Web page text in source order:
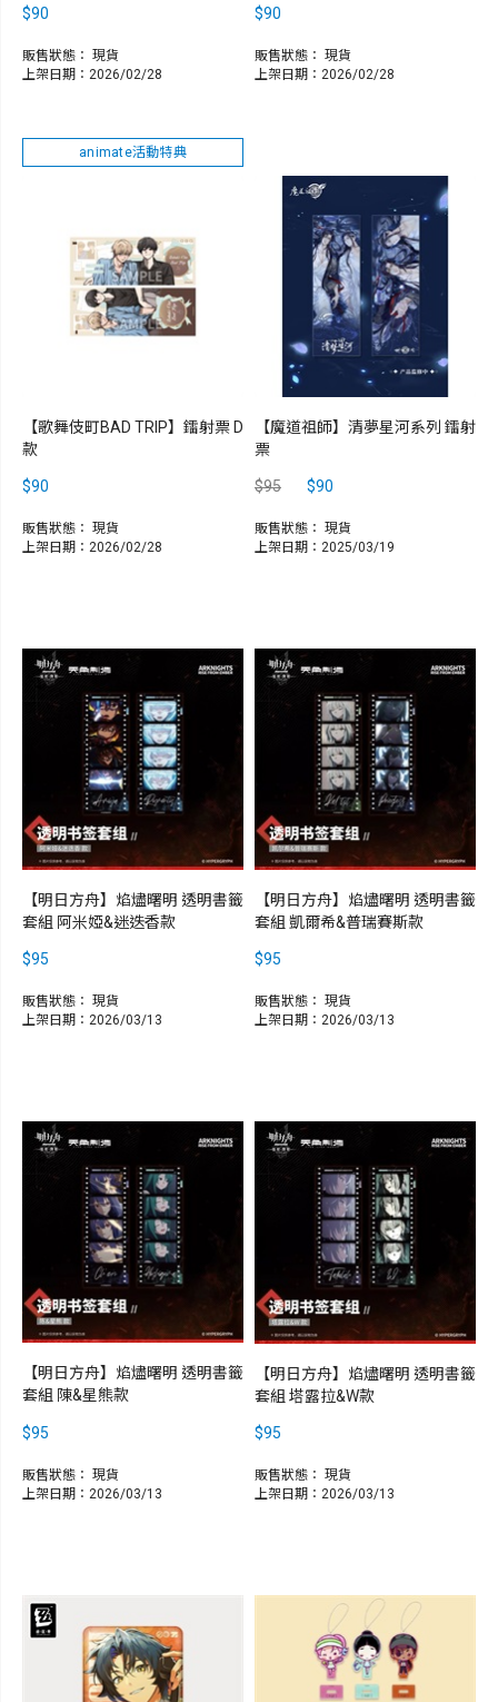
$90
販售狀態： 現貨
上架日期：2026/02/28
$90
販售狀態： 現貨
上架日期：2026/02/28
animate活動特典
【歌舞伎町BAD TRIP】鐳射票 D
款
$90
販售狀態： 現貨
上架日期：2026/02/28
【魔道祖師】清夢星河系列 鐳射
票
$95 $90
販售狀態： 現貨
上架日期：2025/03/19
【明日方舟】焰燼曙明 透明書籤
套組 阿米婭&迷迭香款
$95
販售狀態： 現貨
上架日期：2026/03/13
【明日方舟】焰燼曙明 透明書籤
套組 凱爾希&普瑞賽斯款
$95
販售狀態： 現貨
上架日期：2026/03/13
【明日方舟】焰燼曙明 透明書籤
套組 陳&星熊款
$95
販售狀態： 現貨
上架日期：2026/03/13
【明日方舟】焰燼曙明 透明書籤
套組 塔露拉&W款
$95
販售狀態： 現貨
上架日期：2026/03/13